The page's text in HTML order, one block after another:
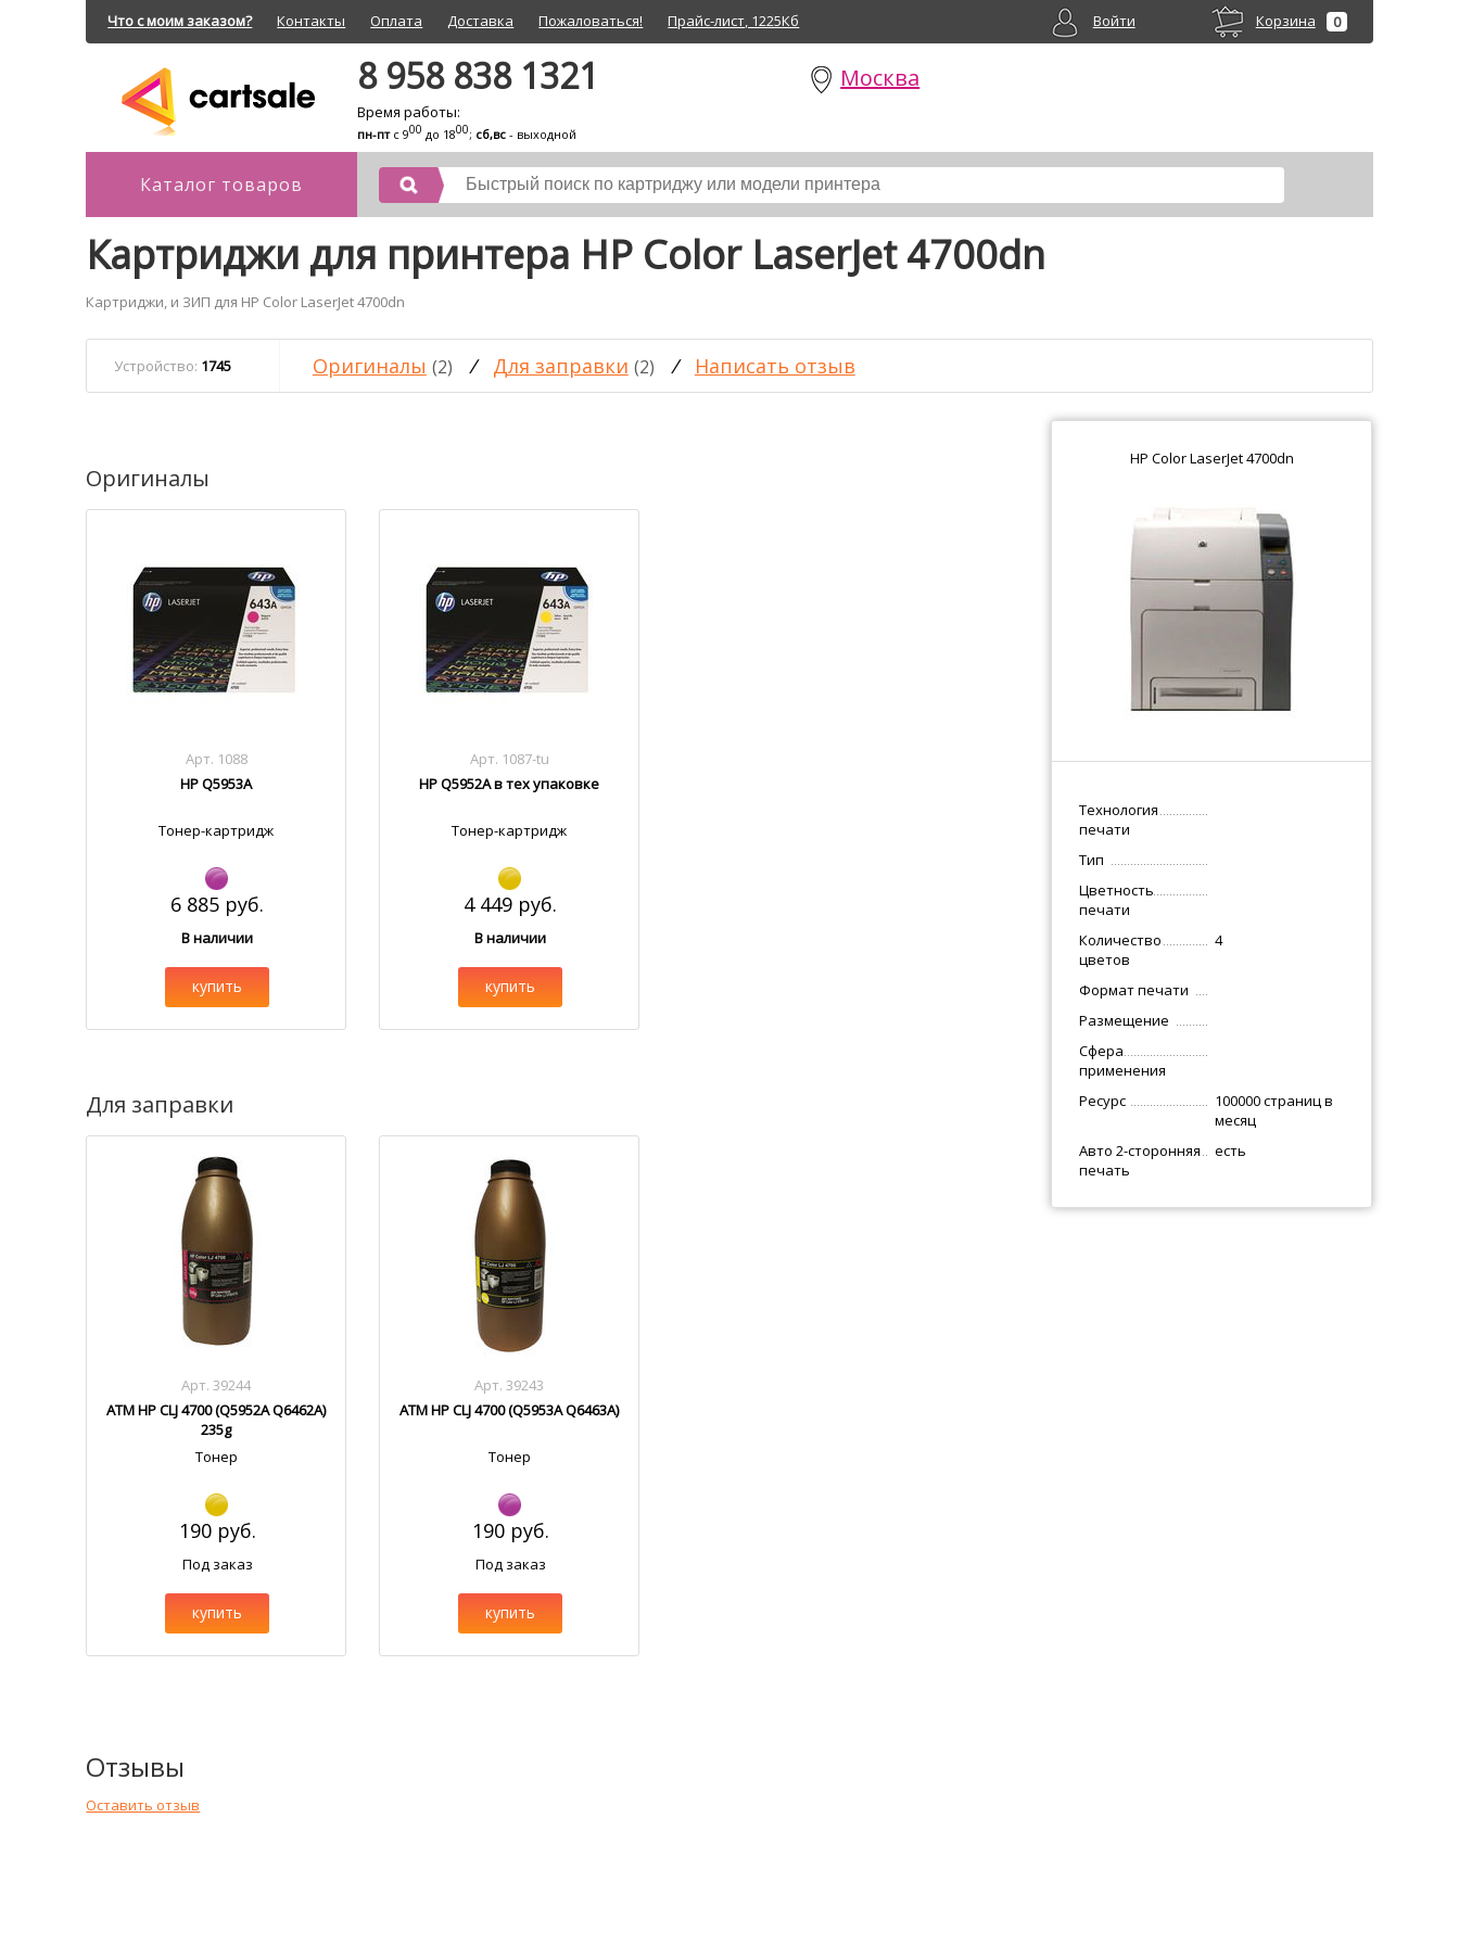
Что с моим заказом? Контакты Оплата Доставка Пожаловаться! Прайс-лист, 1225Кб Корзина 0
Войти
8 958 838 1321
Время работы:
пн-птс 900 до 1800; сб,вс - выходной
Москва
Каталог товаров
Картриджи для принтера HP Color LaserJet 4700dn
Картриджи, и ЗИП для HP Color LaserJet 4700dn
Устройство: 1745 Оригиналы (2) / Для заправки (2) / Написать отзыв
Оригиналы
Арт. 1088
HP Q5953A
Тонер-картридж
6 885 руб.
В наличии
купить
Арт. 1087-tu
HP Q5952A в тех упаковке
Тонер-картридж
4 449 руб.
В наличии
купить
Для заправки
Арт. 39244
ATM HP CLJ 4700 (Q5952A Q6462A)
235g
Тонер
190 руб.
Под заказ
купить
Арт. 39243
ATM HP CLJ 4700 (Q5953A Q6463A)
Тонер
190 руб.
Под заказ
купить
Отзывы
Оставить отзыв
HP Color LaserJet 4700dn
Технология
печати
Тип
Цветность
печати
Количество
цветов
4
Формат печати
Размещение
Сфера
применения
Ресурс
100000 страниц в
месяц
Авто 2-сторонняя
печать
есть